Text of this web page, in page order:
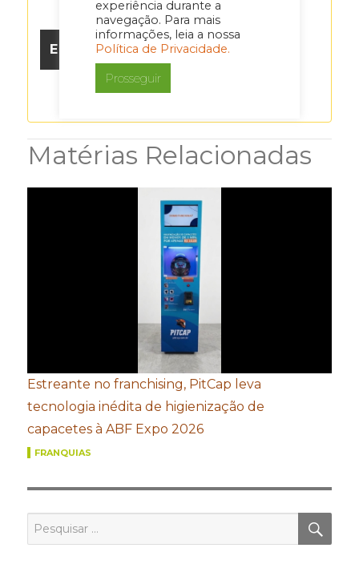
experiência durante a
navegação. Para mais
informações, leia a nossa
Política de Privacidade.
Prosseguir
Matérias Relacionadas
Estreante no franchising, PitCap leva
tecnologia inédita de higienização de
capacetes à ABF Expo 2026
FRANQUIAS
por: